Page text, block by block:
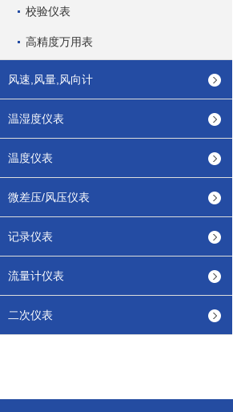
校验仪表
高精度万用表
风速,风量,风向计
温湿度仪表
温度仪表
微差压/风压仪表
记录仪表
流量计仪表
二次仪表